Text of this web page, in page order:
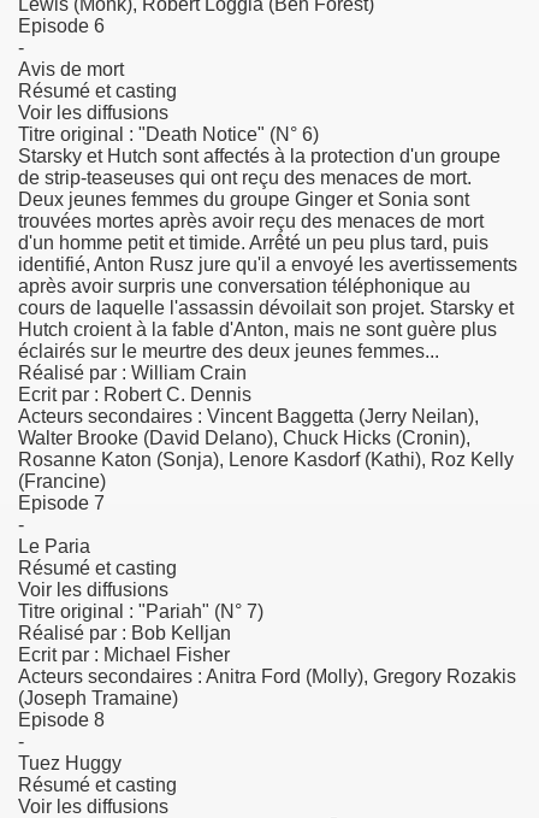
Lewis (Monk), Robert Loggia (Ben Forest)
Episode 6
-
Avis de mort
Résumé et casting
Voir les diffusions
Titre original : "Death Notice" (N° 6)
Starsky et Hutch sont affectés à la protection d'un groupe
de strip-teaseuses qui ont reçu des menaces de mort.
Deux jeunes femmes du groupe Ginger et Sonia sont
trouvées mortes après avoir reçu des menaces de mort
d'un homme petit et timide. Arrêté un peu plus tard, puis
identifié, Anton Rusz jure qu'il a envoyé les avertissements
après avoir surpris une conversation téléphonique au
cours de laquelle l'assassin dévoilait son projet. Starsky et
Hutch croient à la fable d'Anton, mais ne sont guère plus
éclairés sur le meurtre des deux jeunes femmes...
Réalisé par : William Crain
Ecrit par : Robert C. Dennis
Acteurs secondaires : Vincent Baggetta (Jerry Neilan),
Walter Brooke (David Delano), Chuck Hicks (Cronin),
Rosanne Katon (Sonja), Lenore Kasdorf (Kathi), Roz Kelly
(Francine)
Episode 7
-
Le Paria
Résumé et casting
Voir les diffusions
Titre original : "Pariah" (N° 7)
Réalisé par : Bob Kelljan
Ecrit par : Michael Fisher
Acteurs secondaires : Anitra Ford (Molly), Gregory Rozakis
(Joseph Tramaine)
Episode 8
-
Tuez Huggy
Résumé et casting
Voir les diffusions
del'amour / les vacances de l'amour